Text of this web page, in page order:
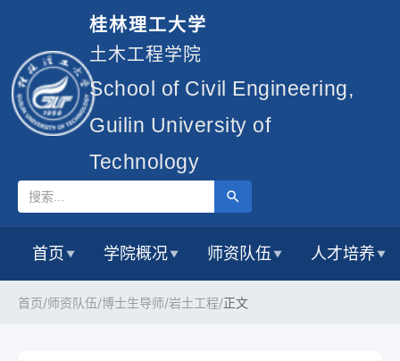
桂林理工大学
土木工程学院
School of Civil Engineering,
Guilin University of
Technology
首页 ▼ 学院概况 ▼ 师资队伍 ▼ 人才培养 ▼
首页/师资队伍/博士生导师/岩土工程/正文